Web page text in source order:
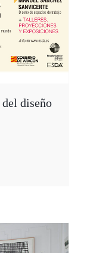
diseño